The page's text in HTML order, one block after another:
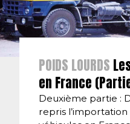
POIDS LOURDS
en France
Deuxième partie :
repris